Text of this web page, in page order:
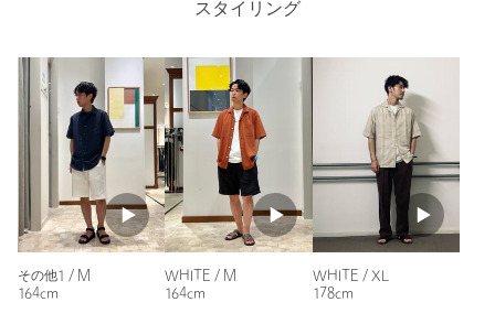
＜A DAY IN THE LIFE＞の商品におきましては、ユナイテッドア
ております。
オンラインストアとアウトレット店舗でお買い上げの場合、下記
のとおり、ご案内が異なります。
■返品について
オンラインストアでお買い上げの場合：返品可能商品として販売
をいたしております。
※セール品につきましては、返品不可となります旨、ご了承くだ
さいませ。
アウトレット店舗でお買い上げの場合：返品不可となります。
た。店員さんのおすすめを選びました。冷感素材が心地よいで
性別：
年代：
50代前半
身長： 161cm
普段の着用サイズ：S
参考になった
スタイリング
その他1 / M
164cm
WHITE / M
164cm
WHITE / XL
178cm